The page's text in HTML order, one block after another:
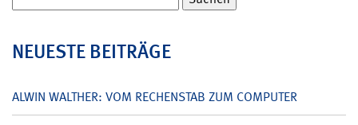
nach:
NEUESTE BEITRÄGE
ALWIN WALTHER: VOM RECHENSTAB ZUM COMPUTER